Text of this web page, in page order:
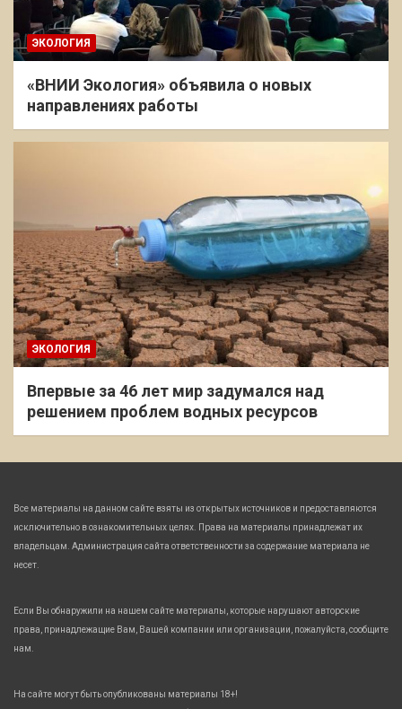
ЭКОЛОГИЯ
«ВНИИ Экология» объявила о новых
направлениях работы
ЭКОЛОГИЯ
Впервые за 46 лет мир задумался над
решением проблем водных ресурсов
Все материалы на данном сайте взяты из открытых источников и предоставляются
исключительно в ознакомительных целях. Права на материалы принадлежат их
владельцам. Администрация сайта ответственности за содержание материала не
несет.
Если Вы обнаружили на нашем сайте материалы, которые нарушают авторские
права, принадлежащие Вам, Вашей компании или организации, пожалуйста, сообщите
нам.
На сайте могут быть опубликованы материалы 18+!